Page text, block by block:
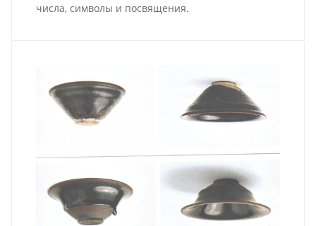
числа, символы и посвящения.